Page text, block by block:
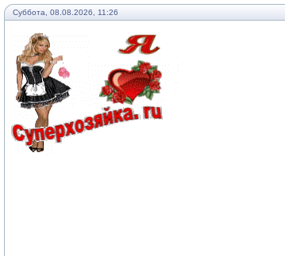
Суббота, 08.08.2026, 11:26